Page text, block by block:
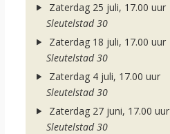
Zaterdag 25 juli, 17.00 uur
Sleutelstad 30
Zaterdag 18 juli, 17.00 uur
Sleutelstad 30
Zaterdag 4 juli, 17.00 uur
Sleutelstad 30
Zaterdag 27 juni, 17.00 uur
Sleutelstad 30